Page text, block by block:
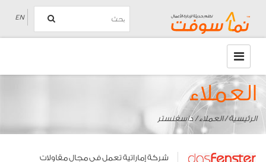
EN
العملاء
الرئيسية/العملاء/ داسفنستر
شركة إماراتية تعمل في مجال مقاولات